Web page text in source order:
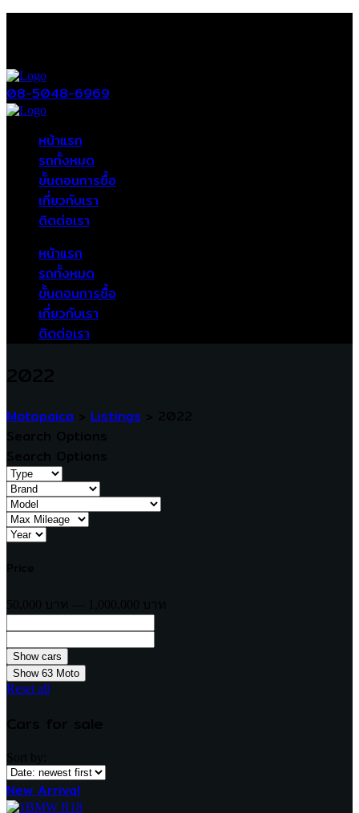
08-5048-6969
หน้าแรก
รถทั้งหมด
ขั้นตอนการซื้อ
เกี่ยวกับเรา
ติดต่อเรา
หน้าแรก
รถทั้งหมด
ขั้นตอนการซื้อ
เกี่ยวกับเรา
ติดต่อเรา
Motopaica Listings
Show 63 Moto
Reset all
New Arrival